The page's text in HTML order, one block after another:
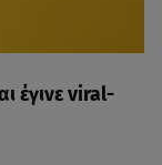
έγινε viral-